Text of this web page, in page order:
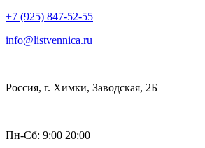
+7 (925) 847-52-55
info@listvennica.ru
Россия, г. Химки, Заводская, 2Б
Пн-Сб: 9:00 20:00